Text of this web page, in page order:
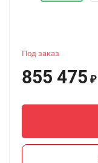
Под заказ
855 475 ₽